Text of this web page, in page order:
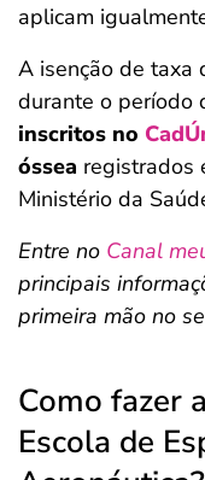
aplicam
A isenção de taxa
durante o período
inscritos no
óssea registrados
Ministério da
Entre no Canal
principais
primeira mão no
Como fazer
Escola de